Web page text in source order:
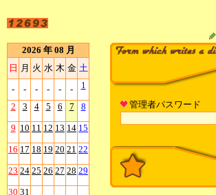
2026 年 08 月
日 月 火 水 木 金 土
- - - - - - 1
2 3 4 5 6 7 8
9 10 11 12 13 14 15
16 17 18 19 20 21 22
23 24 25 26 27 28 29
30 31
管理者パスワード